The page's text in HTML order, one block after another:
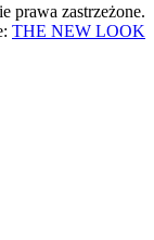
prawa zastrzeżone.
THE NEW LOOK